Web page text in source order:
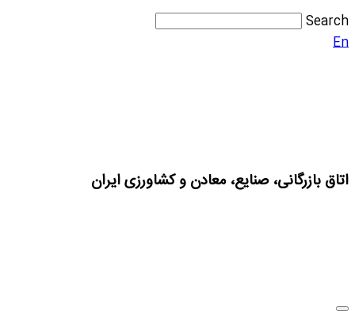
Search
En
اتاق بازرگانی، صنایع، معادن و کشاورزی ایران